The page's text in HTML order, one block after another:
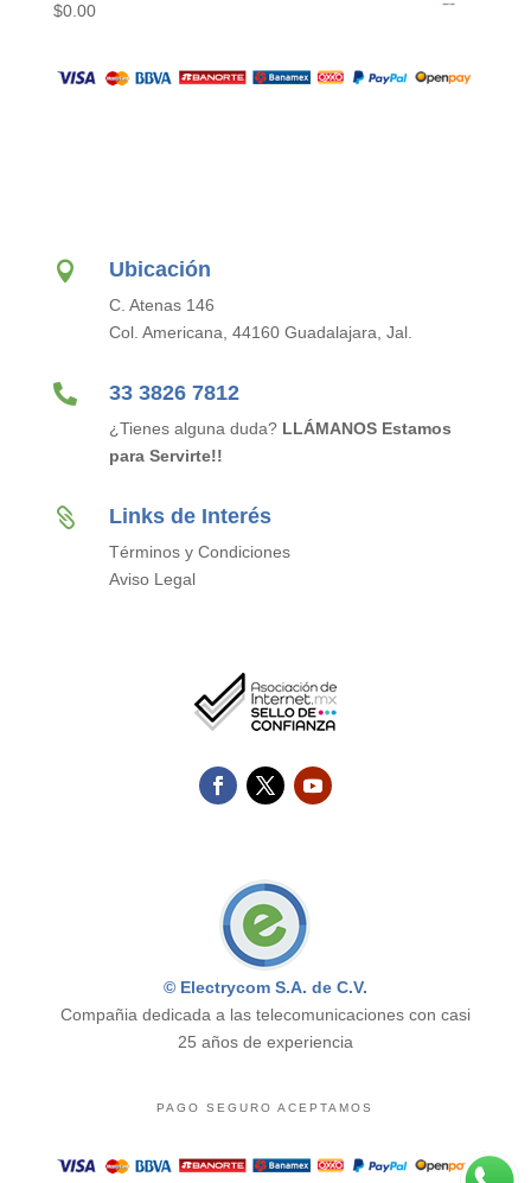
$0.00
 Ubicación
C. Atenas 146
Col. Americana, 44160 Guadalajara, Jal.
 33 3826 7812
¿Tienes alguna duda? LLÁMANOS Estamos
para Servirte!!
 Links de Interés
Términos y Condiciones
Aviso Legal
© Electrycom S.A. de C.V.
Compañia dedicada a las telecomunicaciones con casi
25 años de experiencia
PAGO SEGURO ACEPTAMOS